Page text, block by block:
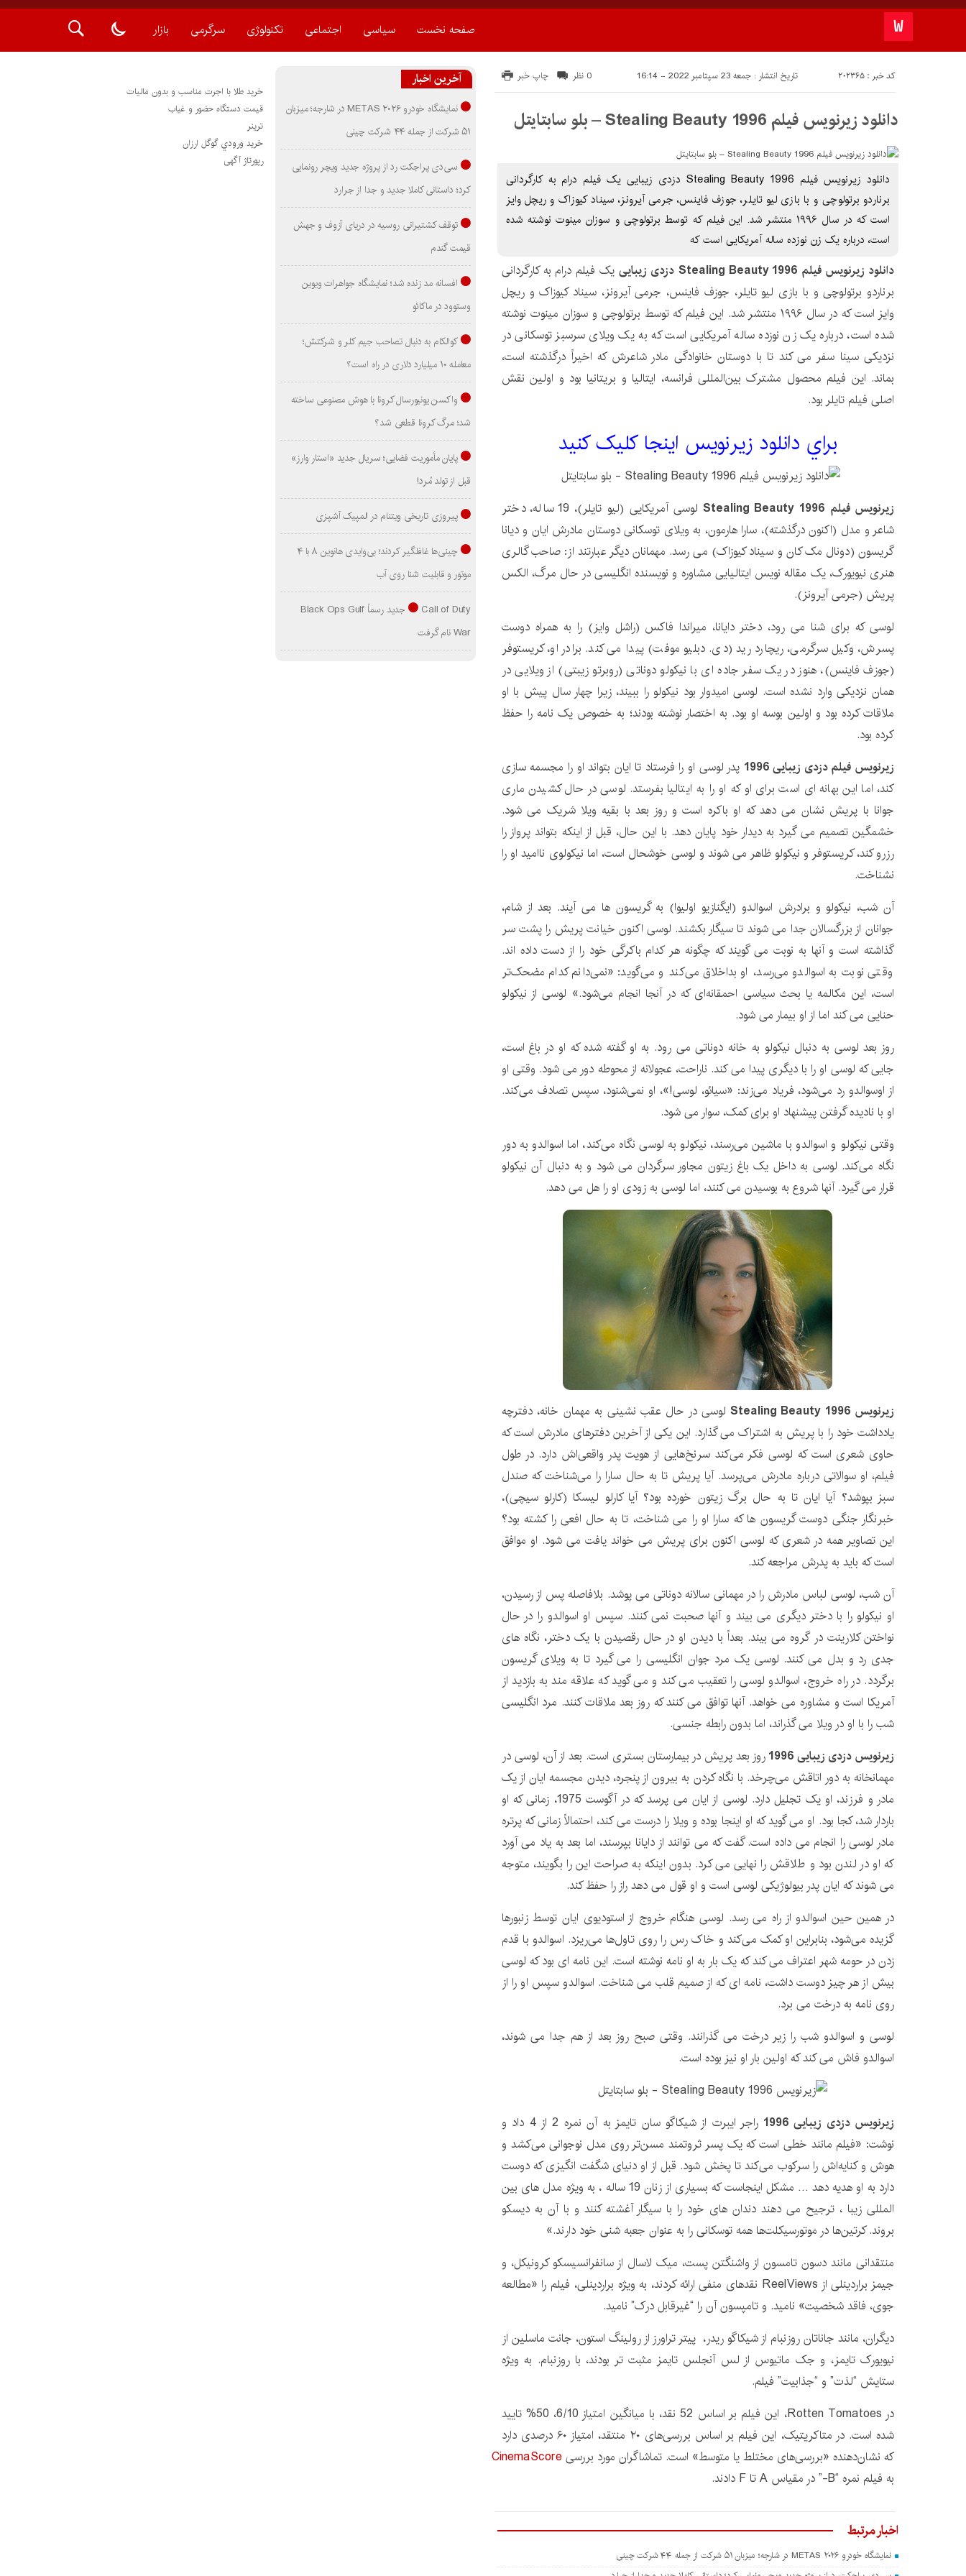
صفحه نخست سیاسی اجتماعی تکنولوژی سرگرمی بازار
تاریخ انتشار : جمعه 23 سپتامبر 2022 - 16:14 کد خبر : 202365 چاپ خبر 0 نظر
دانلود زیرنویس فیلم Stealing Beauty 1996 – بلو سابتايتل
دانلود زیرنویس فیلم Stealing Beauty 1996 دزدی زیبایی یک فیلم درام به کارگردانی
برناردو برتولوچی و با بازی لیو تایلر، جوزف فاینس، جرمی آیرونز، سیناد کیوزاک و ریچل وایز
است که در سال ۱۹۹۶ منتشر شد. این فیلم که توسط برتولوچی و سوزان مینوت نوشته شده
است، درباره یک زن نوزده ساله آمریکایی است که
دانلود زیرنویس فیلم Stealing Beauty 1996 دزدی زیبایییک فیلم درام به کارگردانی
برناردو برتولوچی و با بازی لیو تایلر، جوزف فاینس، جرمی آیرونز، سیناد کیوزاک و ریچل
وایز است که در سال ۱۹۹۶ منتشر شد. این فیلم که توسط برتولوچی و سوزان مینوت نوشته
شده است، درباره یک زن نوزده ساله آمریکایی است که به یک ویلای سرسبز توسکانی در
نزدیکی سینا سفر می کند تا با دوستان خانوادگی مادر شاعرش که اخیراً درگذشته است،
بماند. این فیلم محصول مشترک بین‌المللی فرانسه، ایتالیا و بریتانیا بود و اولین نقش
اصلی فیلم تایلر بود.
براي دانلود زيرنويس اينجا کليک کنيد
زیرنویس فیلم Stealing Beauty 1996
لوسی آمریکایی (لیو تایلر)، 19 ساله، دختر
شاعر و مدل (اکنون درگذشته)، سارا هارمون، به ویلای توسکانی دوستان مادرش ایان و دیانا
گریسون (دونال مک کان و سیناد کیوزاک) می رسد. مهمانان دیگر عبارتند از: صاحب گالری
هنری نیویورک، یک مقاله نویس ایتالیایی مشاوره و نویسنده انگلیسی در حال مرگ، الکس
پریش (جرمی آیرونز).
لوسی که برای شنا می رود، دختر دایانا، میراندا فاکس (راشل وایز) را به همراه دوست
پسرش، وکیل سرگرمی، ریچارد رید (دی. دبلیو موفت) پیدا می کند. برادر او، کریستوفر
(جوزف فاینس)، هنوز در یک سفر جاده ای با نیکولو دوناتی (روبرتو زیبتی) از ویلایی در
همان نزدیکی وارد نشده است. لوسی امیدوار بود نیکولو را ببیند، زیرا چهار سال پیش با او
ملاقات کرده بود و اولین بوسه او بود. به اختصار نوشته بودند؛ به خصوص یک نامه را حفظ
کرده بود.
زیرنویس فیلم دزدی زیبایی 1996
پدر لوسی او را فرستاد تا ایان بتواند او را مجسمه سازی
کند، اما این بهانه ای است برای او که او را به ایتالیا بفرستد. لوسی در حال کشیدن ماری
جوانا با پریش نشان می دهد که او باکره است و روز بعد با بقیه ویلا شریک می شود.
خشمگین تصمیم می گیرد به دیدار خود پایان دهد. با این حال، قبل از اینکه بتواند پرواز را
رزرو کند، کریستوفر و نیکولو ظاهر می شوند و لوسی خوشحال است، اما نیکولوی ناامید او را
نشناخت.
آن شب، نیکولو و برادرش اسوالدو (ایگنازیو اولیوا) به گریسون ها می آیند. بعد از شام،
جوانان از بزرگسالان جدا می شوند تا سیگار بکشند. لوسی اکنون خیانت پریش را پشت سر
گذاشته است و آنها به نوبت می گویند که چگونه هر کدام باکرگی خود را از دست داده اند.
وقتی نوبت به اسوالدو می‌رسد، او بداخلاق می‌کند و می‌گوید: «نمی‌دانم کدام مضحک‌تر
است، این مکالمه یا بحث سیاسی احمقانه‌ای که در آنجا انجام می‌شود.» لوسی از نیکولو
حنایی می کند اما از او بیمار می شود.
روز بعد لوسی به دنبال نیکولو به خانه دوناتی می رود. به او گفته شده که او در باغ است،
جایی که لوسی او را با دیگری پیدا می کند. ناراحت، عجولانه از محوطه دور می شود. وقتی او
از اوسوالدو رد می‌شود، فریاد می‌زند: «سیائو، لوسی!»، او نمی‌شنود، سپس تصادف می‌کند.
او با نادیده گرفتن پیشنهاد او برای کمک، سوار می شود.
وقتی نیکولو و اسوالدو با ماشین می‌رسند، نیکولو به لوسی نگاه می‌کند، اما اسوالدو به دور
نگاه می‌کند. لوسی به داخل یک باغ زیتون مجاور سرگردان می شود و به دنبال آن نیکولو
قرار می گیرد. آنها شروع به بوسیدن می کنند، اما لوسی به زودی او را هل می دهد.
زیرنویس Stealing Beauty 1996
لوسی در حال عقب نشینی به مهمان خانه، دفترچه
یادداشت خود را با پریش به اشتراک می گذارد. این یکی از آخرین دفترهای مادرش است که
حاوی شعری است که لوسی فکر می‌کند سرنخ‌هایی از هویت پدر واقعی‌اش دارد. در طول
فیلم، او سوالاتی درباره مادرش می‌پرسد. آیا پریش تا به حال سارا را می‌شناخت که صندل
سبز بپوشد؟ آیا ایان تا به حال برگ زیتون خورده بود؟ آیا کارلو لیسکا (کارلو سیچی)،
خبرنگار جنگی دوست گریسون ها که سارا او را می شناخت، تا به حال افعی را کشته بود؟
این تصاویر همه در شعری که لوسی اکنون برای پریش می خواند یافت می شود. او موافق
است که باید به پدرش مراجعه کند.
آن شب، لوسی لباس مادرش را در مهمانی سالانه دوناتی می پوشد. بلافاصله پس از رسیدن،
او نیکولو را با دختر دیگری می بیند و آنها صحبت نمی کنند. سپس او اسوالدو را در حال
نواختن کلارینت در گروه می بیند. بعداً با دیدن او در حال رقصیدن با یک دختر، نگاه های
جدی رد و بدل می کنند. لوسی یک مرد جوان انگلیسی را می گیرد تا به ویلای گریسون
برگردد. در راه خروج، اسوالدو لوسی را تعقیب می کند و می گوید که علاقه مند به بازدید از
آمریکا است و مشاوره می خواهد. آنها توافق می کنند که روز بعد ملاقات کنند. مرد انگلیسی
شب را با او در ویلا می گذراند، اما بدون رابطه جنسی.
زیرنویس دزدی زیبایی 1996
روز بعد پریش در بیمارستان بستری است. بعد از آن، لوسی در
مهمانخانه به دور اتاقش می‌چرخد. با نگاه کردن به بیرون از پنجره، دیدن مجسمه ایان از یک
مادر و فرزند، او یک تجلیل دارد. لوسی از ایان می پرسد که در آگوست 1975، زمانی که او
باردار شد، کجا بود. او می گوید که او اینجا بوده و ویلا را درست می کند، احتمالاً زمانی که پرتره
مادر لوسی را انجام می داده است. گفت که می توانند از دایانا بپرسند، اما بعد به یاد می آورد
که او در لندن بود و طلاقش را نهایی می کرد. بدون اینکه به صراحت این را بگویند، متوجه
می شوند که ایان پدر بیولوژیکی لوسی است و او قول می دهد راز را حفظ کند.
در همین حین اسوالدو از راه می رسد. لوسی هنگام خروج از استودیوی ایان توسط زنبورها
گزیده می‌شود، بنابراین او کمک می‌کند و خاک رس را روی تاول‌ها می‌ریزد. اسوالدو با قدم
زدن در حومه شهر اعتراف می کند که یک بار به او نامه نوشته است. این نامه ای بود که لوسی
بیش از هر چیز دوست داشت، نامه ای که از صمیم قلب می شناخت. اسوالدو سپس او را از
روی نامه به درخت می برد.
لوسی و اسوالدو شب را زیر درخت می گذرانند. وقتی صبح روز بعد از هم جدا می شوند،
اسوالدو فاش می کند که اولین بار او نیز بوده است.
زیرنویس دزدی زیبایی 1996
راجر ایبرت از شیکاگو سان تایمز به آن نمره 2 از 4 داد و
نوشت: «فیلم مانند خطی است که یک پسر ثروتمند مسن‌تر روی مدل نوجوانی می‌کشد و
هوش و کنایه‌اش را سرکوب می‌کند تا پخش شود. قبل از او دنیای شگفت انگیزی که دوست
دارد به او هدیه دهد … مشکل اینجاست که بسیاری از زنان 19 ساله ، به ویژه مدل های بین
المللی زیبا ، ترجیح می دهند دندان های خود را با سیگار آغشته کنند و با آن به دیسکو
بروند. کرتین‌ها در موتورسیکلت‌ها همه توسکانی را به عنوان جعبه شنی خود دارند.»
منتقدانی مانند دسون تامسون از واشنگتن پست، میک لاسال از سانفرانسیسکو کرونیکل، و
جیمز براردینلی از ReelViews نقدهای منفی ارائه کردند، به ویژه براردینلی، فیلم را «مطالعه
جوی، فاقد شخصیت» نامید. و تامپسون آن را “غیرقابل درک” نامید.
دیگران، مانند جاناتان روزنبام از شیکاگو ریدر، پیتر تراورز از رولینگ استون، جانت ماسلین از
نیویورک تایمز، و جک ماتیوس از لس آنجلس تایمز مثبت تر بودند، با روزنبام. به ویژه
ستایش “لذت” و “جذابیت” فیلم.
در Rotten Tomatoes، این فیلم بر اساس 52 نقد، با میانگین امتیاز 6/10، 50% تایید
شده است. در متاکریتیک، این فیلم بر اساس بررسی‌های ۲۰ منتقد، امتیاز ۶۰ درصدی دارد
که نشان‌دهنده «بررسی‌های مختلط یا متوسط» است. تماشاگران مورد بررسیCinemaScore
به فیلم نمره “B-” در مقیاس A تا F دادند.
اخبار مرتبط
نمایشگاه خودرو METAS ۲۰۲۶ در شارجه؛ میزبان ۵۱ شرکت از جمله ۴۴ شرکت چینی
آخرین اخبار
نمایشگاه خودرو METAS ۲۰۲۶ در شارجه؛ میزبان
۵۱ شرکت از جمله ۴۴ شرکت چینی
سی‌دی پراجکت رد از پروژه جدید ویچر رونمایی
کرد؛ داستانی کاملا جدید و جدا از جرارد
توقف کشتیرانی روسیه در دریای آزوف و جهش
قیمت گندم
افسانه مد زنده شد؛ نمایشگاه جواهرات ویوین
وستوود در ماکائو
کوالکام به دنبال تصاحب جیم کلر و شرکتش؛
معامله ۱۰ میلیارد دلاری در راه است؟
واکسن یونیورسال کرونا با هوش مصنوعی ساخته
شد؛ مرگ کرونا قطعی شد؟
پایان مأموریت فضایی؛ سریال جدید «استار وارز»
قبل از تولد مُرد!
پیروزی تاریخی ویتنام در المپیک آشپزی
چینی‌ها غافلگیر کردند؛ بی‌وایدی هانوین ۸ با ۴
موتور و قابلیت شنا روی آب
Call of Duty جدید رسماً Black Ops Gulf
War نام گرفت
خرید طلا با اجرت مناسب و بدون مالیات
قیمت دستگاه حضور و غیاب
ترينر
خريد ورودي گوگل ارزان
رپورتاژ آگهی